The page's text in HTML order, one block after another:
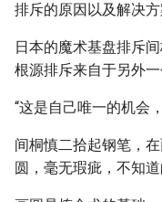
排斥的原因以及解决方
日本的魔术基盘排斥
根源排斥来自于另外一
“这是自己唯一的机会
间桐慎二拾起钢笔，
圆，毫无瑕疵，不知